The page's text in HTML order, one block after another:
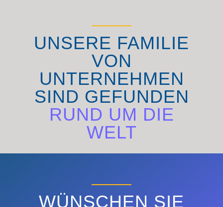
UNSERE FAMILIE
VON
UNTERNEHMEN
SIND GEFUNDEN
RUND UM DIE
WELT
WÜNSCHEN SIE